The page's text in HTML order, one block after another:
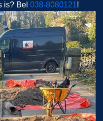
is? Bel 038-8080121!